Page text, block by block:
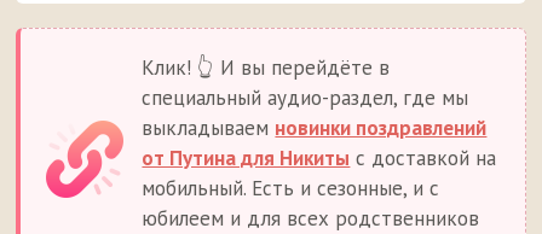
Клик! 👆 И вы перейдёте в
специальный аудио-раздел, где мы
выкладываем новинки поздравлений
от Путина для Никиты с доставкой на
мобильный. Есть и сезонные, и с
юбилеем и для всех родственников